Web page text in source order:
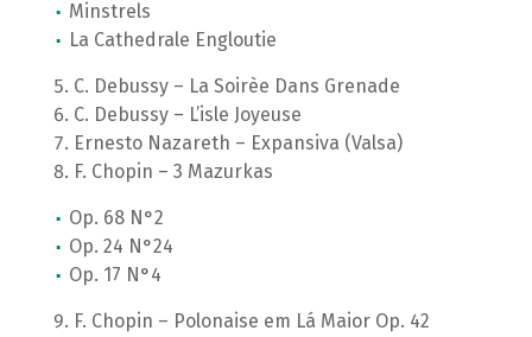
Minstrels
La Cathedrale Engloutie
C. Debussy – La Soirèe Dans Grenade
C. Debussy – L’isle Joyeuse
Ernesto Nazareth – Expansiva (Valsa)
F. Chopin – 3 Mazurkas
Op. 68 N°2
Op. 24 N°24
Op. 17 N°4
F. Chopin – Polonaise em Lá Maior Op. 42